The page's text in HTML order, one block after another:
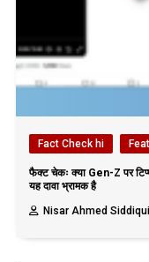
Fact Check hi
फैक्ट चेकः क्या Gen-Z पर
यह दावा भ्रामक है
Nisar Ahmed Siddiqui